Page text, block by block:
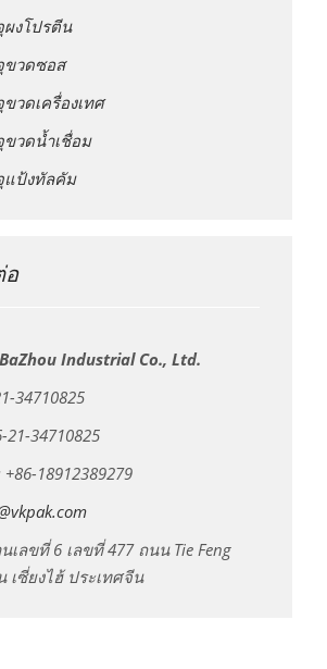
ผงโปรตีน
ขวดซอส
ขวดเครื่องเทศ
ขวดน้ำเชื่อม
แป้งทัลคัม
Industrial Co., Ltd.
34710825
34710825
+86-18912389279
เลขที่ 6 เลขที่ 477 ถนน Tie Feng
เซี่ยงไฮ้ ประเทศจีน